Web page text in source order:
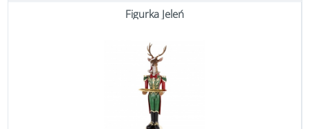
Figurka Jeleń